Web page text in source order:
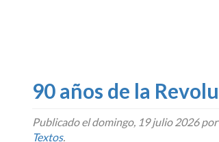
90 años de la
Publicado eldomingo, 19 julio 2026por
Textos.